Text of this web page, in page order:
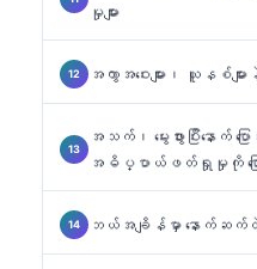
မှုများ
အကွာအဝေးများ၊ ယူနစ်မျ
အသက်၊ မွေးဖွားပြီးနောက်
အဓိပ္ပာယ်ဖတ်ရှုမှုကို ပြ
ဘယ်အချိန်မှာ နောက်ဆ